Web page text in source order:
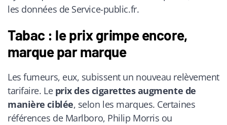
les données de Service-public.fr.
Tabac : le prix grimpe encore,
marque par marque
Les fumeurs, eux, subissent un nouveau relèvement
tarifaire. Le prix des cigarettes augmente de
manière ciblée, selon les marques. Certaines
références de Marlboro, Philip Morris ou